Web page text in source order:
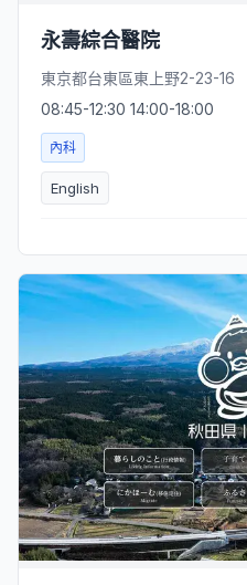
永壽綜合醫院
東京都台東區東上野2-23-16
08:45-12:30 14:00-18:00
內科
English